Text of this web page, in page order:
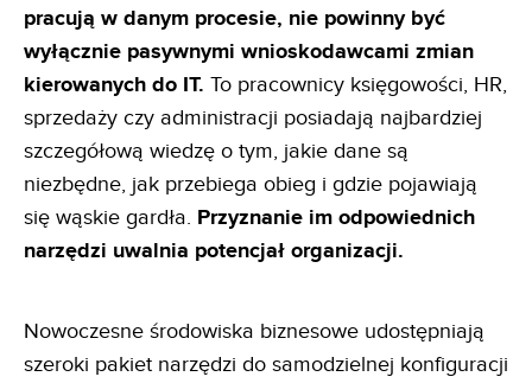
pracują w danym procesie, nie powinny być
wyłącznie pasywnymi wnioskodawcami zmian
kierowanych do IT. To pracownicy księgowości, HR,
sprzedaży czy administracji posiadają najbardziej
szczegółową wiedzę o tym, jakie dane są
niezbędne, jak przebiega obieg i gdzie pojawiają
się wąskie gardła. Przyznanie im odpowiednich
narzędzi uwalnia potencjał organizacji.
Nowoczesne środowiska biznesowe udostępniają
szeroki pakiet narzędzi do samodzielnej konfiguracji